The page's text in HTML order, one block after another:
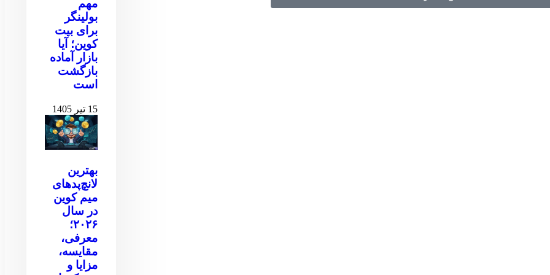
مهم
بولینگر
برای بیت
کوین‌‌؛ آیا
بازار آماده
بازگشت
است
15 تیر 1405
بهترین
لانچ‌پدهای
میم کوین
در سال
۲۰۲۶؛
معرفی،
مقایسه،
مزایا و